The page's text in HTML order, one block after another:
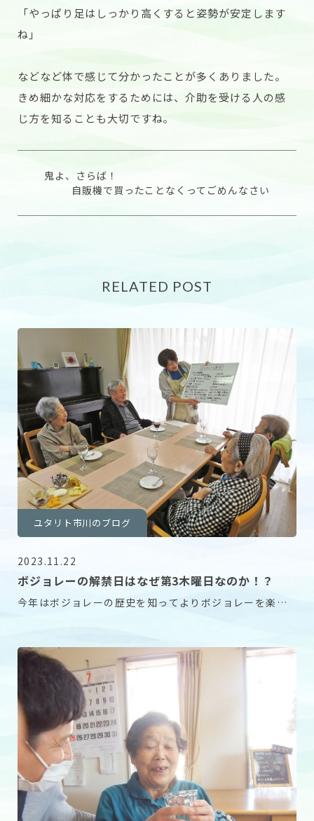
「やっぱり足はしっかり高くすると姿勢が安定します
ね」
などなど体で感じて分かったことが多くありました。
きめ細かな対応をするためには、介助を受ける人の感
じ方を知ることも大切ですね。
鬼よ、さらば！
自販機で買ったことなくってごめんなさい
RELATED POST
ユタリト市川のブログ
2023.11.22
ボジョレーの解禁日はなぜ第3木曜日なのか！？
今年はボジョレーの歴史を知ってよりボジョレーを楽し